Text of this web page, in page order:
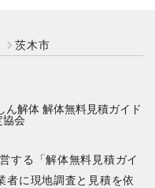
茨木市
する「解体無料見積ガイ
者に現地調査と見積を依